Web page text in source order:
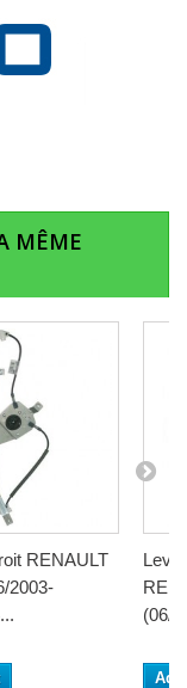
MÊME
RENAULT
2003-
Leve
(06/